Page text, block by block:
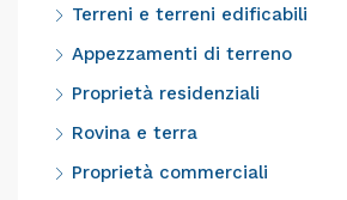
Terreni e terreni edificabili
Appezzamenti di terreno
Proprietà residenziali
Rovina e terra
Proprietà commerciali